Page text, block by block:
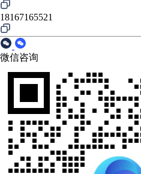
18167165521
微信咨询